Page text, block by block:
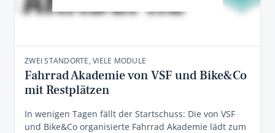
ZWEI STANDORTE, VIELE MODULE
Fahrrad Akademie von VSF und Bike&Co
mit Restplätzen
In wenigen Tagen fällt der Startschuss: Die von VSF
und Bike&Co organisierte Fahrrad Akademie lädt zum